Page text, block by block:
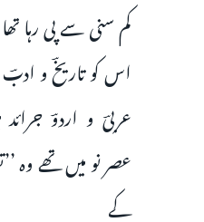
کم سنی سے پی رہا
اس کو تاریخؔ و ادبؔ
عربیؔ و اردوؔ
عصر نو میں تھے وہ
کے